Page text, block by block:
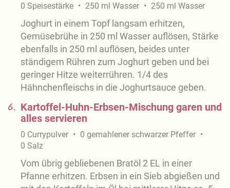
0 Speisestärke 250 ml Wasser 250 ml Wasser
Joghurt in einem Topf langsam erhitzen,
Gemüsebrühe in 250 ml Wasser auflösen, Stärke
ebenfalls in 250 ml auflösen, beides unter
ständigem Rühren zum Joghurt geben und bei
geringer Hitze weiterrühren. 1/4 des
Hähnchenfleischs in die Joghurtsauce geben.
6. Kartoffel-Huhn-Erbsen-Mischung garen und
alles servieren
0 Currypulver 0 gemahlener schwarzer Pfeffer
0 Salz
Vom übrig gebliebenen Bratöl 2 EL in einer
Pfanne erhitzen. Erbsen in ein Sieb abgießen und